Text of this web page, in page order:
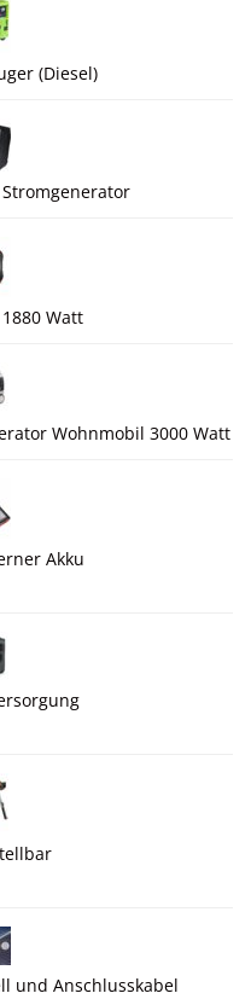
(Diesel)
Watt
Wohnmobil 3000 Watt
Akku
und Anschlusskabel